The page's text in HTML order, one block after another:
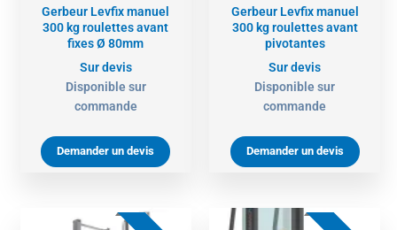
Gerbeur Levfix manuel
300 kg roulettes avant
fixes Ø 80mm
Sur devis
Disponible sur
commande
Demander un devis
Gerbeur Levfix manuel
300 kg roulettes avant
pivotantes
Sur devis
Disponible sur
commande
Demander un devis